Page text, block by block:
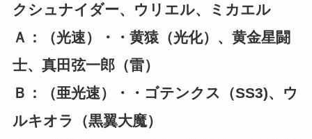
クシュナイダー、ウリエル、ミカエル
Ａ：（光速）・・黄猿（光化）、黄金星闘
士、真田弦一郎（雷）
Ｂ：（亜光速）・・ゴテンクス（SS3)、ウ
ルキオラ（黒翼大魔）